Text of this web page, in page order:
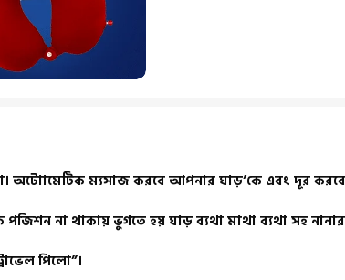
ম্যসাজ করবে আপনার ঘাড়’কে এবং দূর করবে
পজিশন না থাকায় ভুগতে হয় ঘাড় ব্যথা মাথা ব্যথা সহ
পিলো”।